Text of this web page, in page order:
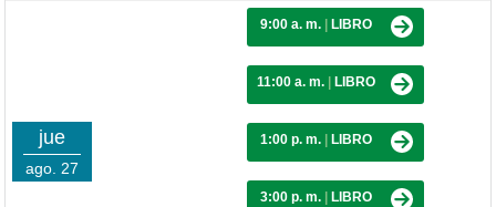
jue
ago. 27
9:00 a. m. LIBRO
11:00 a. m. LIBRO
1:00 p. m. LIBRO
3:00 p. m. LIBRO